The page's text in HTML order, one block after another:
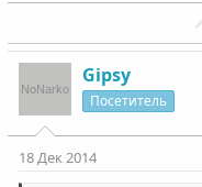
Gipsy
Посетитель
18 Дек 2014